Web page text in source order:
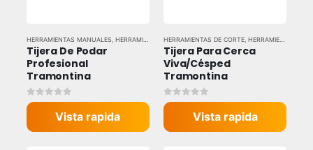
HERRAMIENTAS MANUALES HERRAMIENTAS Y EQUIPOS INDUSTRIALES ,TIJERAS Y SIERRAS
Tijera De Podar
Profesional
Tramontina
0out of 5
Vista rapida
HERRAMIENTAS DE CORTE HERRAMIENTAS MANUALES
Tijera Para Cerca
Viva/Césped
Tramontina
0out of 5
Vista rapida